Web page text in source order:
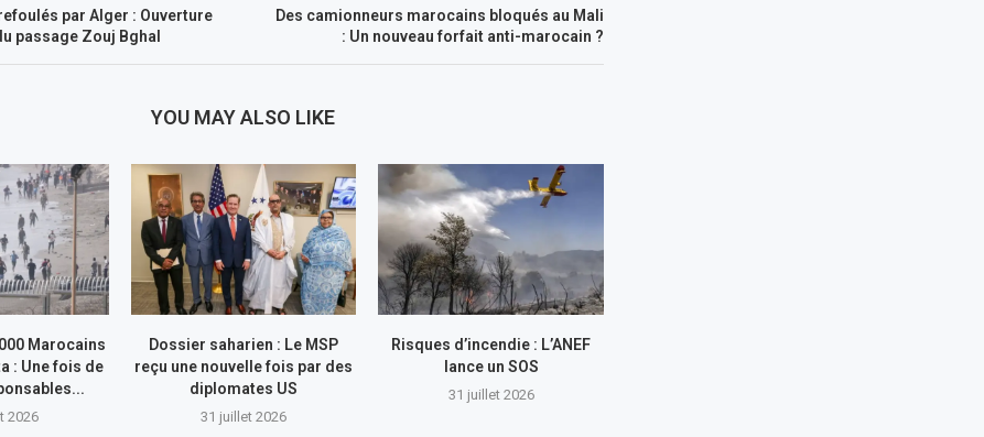
par Alger : Ouverture
passage Zouj Bghal
Des camionneurs marocains bloqués au Mali
: Un nouveau forfait anti-marocain ?
YOU MAY ALSO LIKE
Marocains
: Une fois de
2026
Dossier saharien : Le MSP
reçu une nouvelle fois par des
diplomates US
31 juillet 2026
Risques d’incendie : L’ANEF
lance un SOS
31 juillet 2026